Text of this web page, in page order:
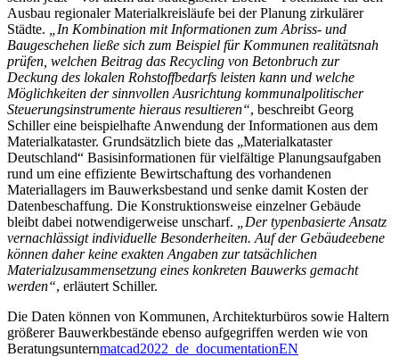
Ausbau regionaler Materialkreisläufe bei der Planung zirkulärer
Städte.
„In Kombination mit Informationen zum Abriss- und
Baugeschehen ließe sich zum Beispiel für Kommunen realitätsnah
prüfen, welchen Beitrag das Recycling von Betonbruch zur
Deckung des lokalen Rohstoffbedarfs leisten kann und welche
Möglichkeiten der sinnvollen Ausrichtung kommunalpolitischer
Steuerungsinstrumente hieraus resultieren“, beschreibt Georg
Schiller eine beispielhafte Anwendung der Informationen aus dem
Materialkataster. Grundsätzlich biete das „Materialkataster
Deutschland“ Basisinformationen für vielfältige Planungsaufgaben
rund um eine effiziente Bewirtschaftung des vorhandenen
Materiallagers im Bauwerksbestand und senke damit Kosten der
Datenbeschaffung. Die Konstruktionsweise einzelner Gebäude
bleibt dabei notwendigerweise unscharf.
„Der typenbasierte Ansatz
vernachlässigt individuelle Besonderheiten. Auf der Gebäudeebene
können daher keine exakten Angaben zur tatsächlichen
Materialzusammensetzung eines konkreten Bauwerks gemacht
werden“, erläutert Schiller.
Die Daten können von Kommunen, Architekturbüros sowie Haltern
größerer Bauwerkbestände ebenso aufgegriffen werden wie von
Beratungsunternmatcad2022_de_documentationEN